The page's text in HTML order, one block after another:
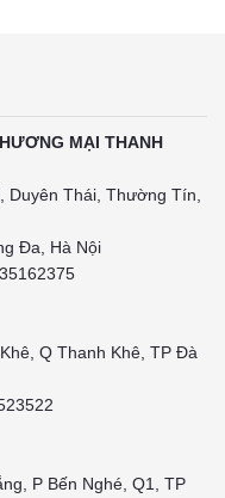
MẠI THANH
Duyên Thái, Thường Tín,
Đa, Hà Nội
Q Thanh Khê, TP Đà
P Bến Nghé, Q1, TP